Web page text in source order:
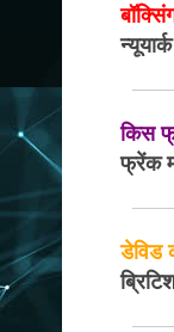
किस
फ्रेंक
डेविड